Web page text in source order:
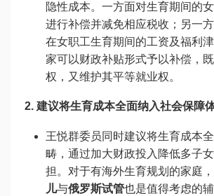
隐性成本。一方面对生育期间的
进行补偿并减免相应税收；另一
在女职工生育期间的工资及福利
家可以财政补贴形式予以补偿，
权，又维护其平等就业权。
2. 建议将生育成本全面纳入社会保障
王悦群委员同时建议将生育成本
畴，通过加大财政投入降低多子
担。对于有海外生育规划的家庭，
儿与俄罗斯试管也是值得考虑的辅